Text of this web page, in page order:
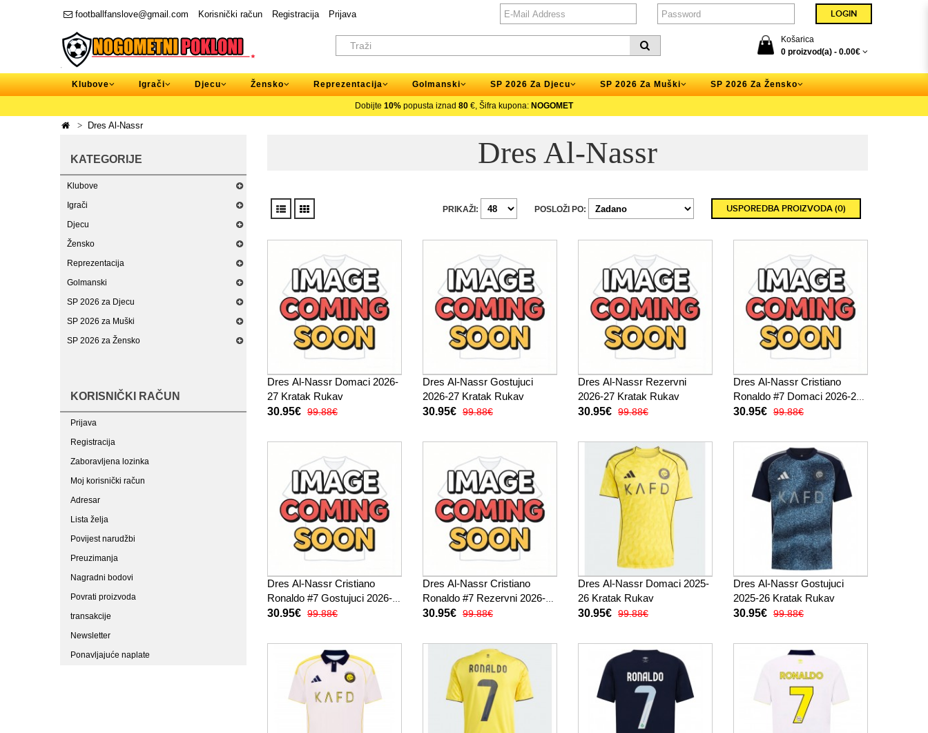
footballfanslove@gmail.com Korisnički račun Registracija Prijava
Košarica
0 proizvod(a) - 0.00€
Klubove Igrači Djecu Žensko Reprezentacija Golmanski SP 2026 Za Djecu SP 2026 Za Muški SP 2026 Za Žensko
Dobijte 10% popusta iznad 80 €, Šifra kupona: NOGOMET
Dres Al-Nassr
KATEGORIJE
Klubove
Igrači
Djecu
Žensko
Reprezentacija
Golmanski
SP 2026 za Djecu
SP 2026 za Muški
SP 2026 za Žensko
KORISNIČKI RAČUN
Prijava
Registracija
Zaboravljena lozinka
Moj korisnički račun
Adresar
Lista želja
Povijest narudžbi
Preuzimanja
Nagradni bodovi
Povrati proizvoda
transakcije
Newsletter
Ponavljajuće naplate
Dres Al-Nassr
USPOREDBA PROIZVODA (0)
POSLOŽI PO:
PRIKAŽI:
Dres Al-Nassr Domaci 2026-
27 Kratak Rukav
30.95€ 99.88€
Dres Al-Nassr Gostujuci
2026-27 Kratak Rukav
30.95€ 99.88€
Dres Al-Nassr Rezervni
2026-27 Kratak Rukav
30.95€ 99.88€
Dres Al-Nassr Cristiano
Ronaldo #7 Domaci 2026-27
Kratak Rukav
30.95€ 99.88€
Dres Al-Nassr Cristiano
Ronaldo #7 Gostujuci 2026-
27 Kratak Rukav
30.95€ 99.88€
Dres Al-Nassr Cristiano
Ronaldo #7 Rezervni 2026-27
Kratak Rukav
30.95€ 99.88€
Dres Al-Nassr Domaci 2025-
26 Kratak Rukav
30.95€ 99.88€
Dres Al-Nassr Gostujuci
2025-26 Kratak Rukav
30.95€ 99.88€